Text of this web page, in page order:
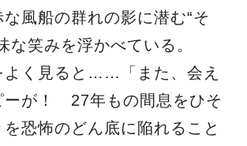
風船の群れの影に潜む“そ
な笑みを浮かべている。
よく見ると……「また、会え
ーが！ 27年もの間息をひそ
恐怖のどん底に陥れること